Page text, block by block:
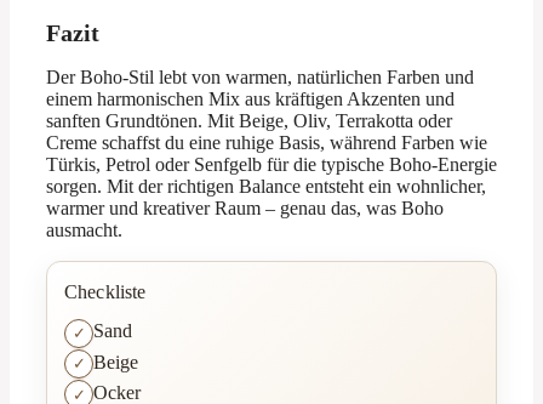
Fazit
Der Boho-Stil lebt von warmen, natürlichen Farben und
einem harmonischen Mix aus kräftigen Akzenten und
sanften Grundtönen. Mit Beige, Oliv, Terrakotta oder
Creme schaffst du eine ruhige Basis, während Farben wie
Türkis, Petrol oder Senfgelb für die typische Boho-Energie
sorgen. Mit der richtigen Balance entsteht ein wohnlicher,
warmer und kreativer Raum – genau das, was Boho
ausmacht.
Checkliste
Sand
Beige
Ocker